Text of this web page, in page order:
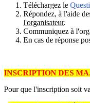
Téléchargez le
Répondez, à l'aide
l'organisateur.
Communiquez à
En cas de réponse
INSCRIPTION DES
Pour que l'inscription soit